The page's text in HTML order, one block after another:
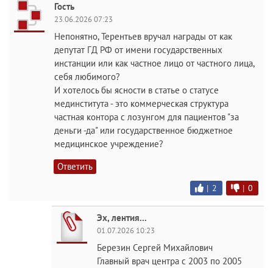
Гость
23.06.2026 07:23
Непонятно, Терентьев вручал награды от как
депутат ГД РФ от имени государственных
инстанции или как частное лицо от частного лица,
себя любимого?
И хотелось бы ясности в статье о статусе
мединститута - это коммерческая структура
частная контора с лозунгом для пациентов "за
деньги -да" или государственное бюджетное
медицинское учреждение?
Ответить
| 2 | 0
Эх, лентия...
01.07.2026 10:23
Березин Сергей Михайлович
Главный врач центра с 2003 по 2005